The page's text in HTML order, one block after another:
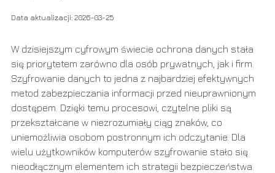
Data aktualizacji: 2026-03-25
W dzisiejszym cyfrowym świecie ochrona danych stała
się priorytetem zarówno dla osób prywatnych, jak i firm.
Szyfrowanie danych to jedna z najbardziej efektywnych
metod zabezpieczania informacji przed nieuprawnionym
dostępem. Dzięki temu procesowi, czytelne pliki są
przekształcane w niezrozumiały ciąg znaków, co
uniemożliwia osobom postronnym ich odczytanie. Dla
wielu użytkowników komputerów szyfrowanie stało się
nieodłącznym elementem ich strategii bezpieczeństwa.